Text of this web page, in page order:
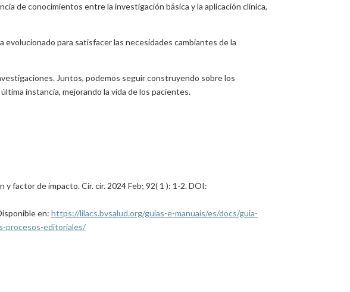
de conocimientos entre la investigación básica y la aplicación clínica,
evolucionado para satisfacer las necesidades cambiantes de la
Juntos, podemos seguir construyendo sobre los
instancia, mejorando la vida de los pacientes.
factor de impacto. Cir. cir. 2024 Feb; 92( 1 ): 1-2. DOI:
en: https://lilacs.bvsalud.org/guias-e-manuais/es/docs/guia-
procesos-editoriales/